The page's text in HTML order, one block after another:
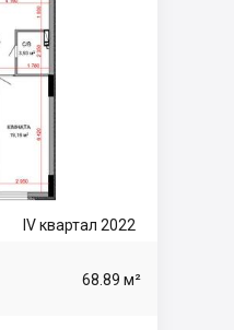
IV квартал 2022
68.89 м²